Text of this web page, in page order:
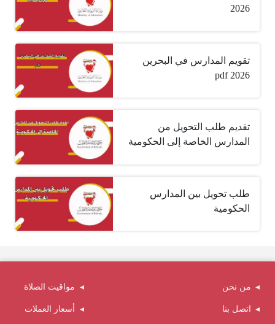
2026
تقويم المدارس في البحرين
2026 pdf
تقديم طلب التحويل من
المدارس الخاصة إلى الحكومية
طلب تحويل بين المدارس
الحكومية
من نحن
اتصل بنا
مواقيت الصلاة
أسعار العملات